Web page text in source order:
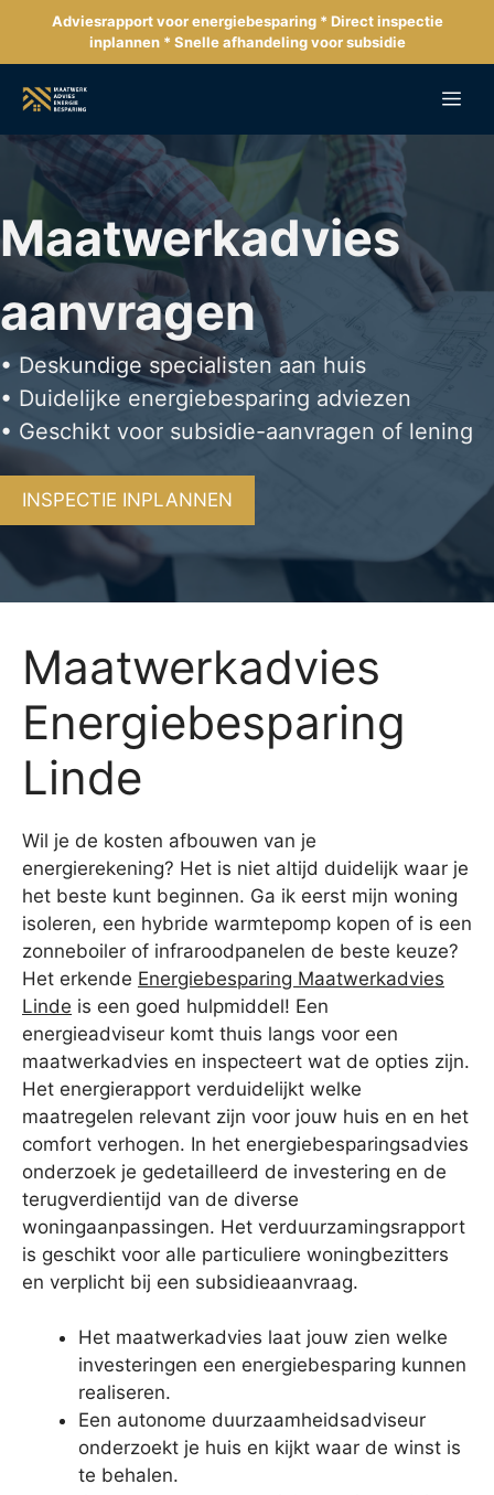
de
inhoud
Adviesrapport voor energiebesparing * Direct inspectie
inplannen * Snelle afhandeling voor subsidie
Maatwerkadvies
aanvragen
• Deskundige specialisten aan huis
• Duidelijke energiebesparing adviezen
• Geschikt voor subsidie-aanvragen of lening
INSPECTIE INPLANNEN
Maatwerkadvies
Energiebesparing
Linde
Wil je de kosten afbouwen van je
energierekening? Het is niet altijd duidelijk waar je
het beste kunt beginnen. Ga ik eerst mijn woning
isoleren, een hybride warmtepomp kopen of is een
zonneboiler of infraroodpanelen de beste keuze?
Het erkende Energiebesparing Maatwerkadvies
Linde is een goed hulpmiddel! Een
energieadviseur komt thuis langs voor een
maatwerkadvies en inspecteert wat de opties zijn.
Het energierapport verduidelijkt welke
maatregelen relevant zijn voor jouw huis en en het
comfort verhogen. In het energiebesparingsadvies
onderzoek je gedetailleerd de investering en de
terugverdientijd van de diverse
woningaanpassingen. Het verduurzamingsrapport
is geschikt voor alle particuliere woningbezitters
en verplicht bij een subsidieaanvraag.
Het maatwerkadvies laat jouw zien welke
investeringen een energiebesparing kunnen
realiseren.
Een autonome duurzaamheidsadviseur
onderzoekt je huis en kijkt waar de winst is
te behalen.